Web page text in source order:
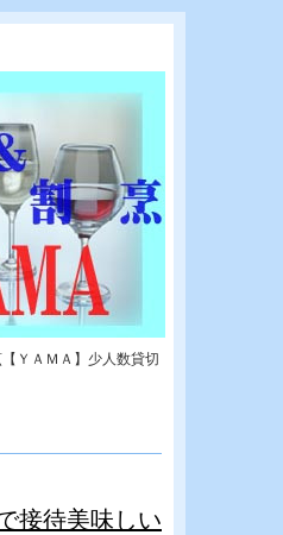
ＹＡＭＡ】少人数貸切
接待美味しい